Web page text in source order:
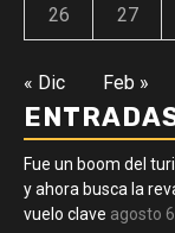
26 27
« Dic Feb »
Fue un boom del
y ahora busca la
vuelo clave agosto